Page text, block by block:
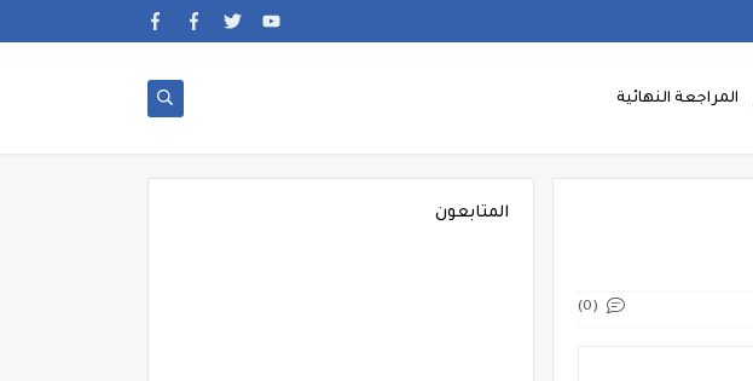
المراجعة النهائية
(0)
المتابعون